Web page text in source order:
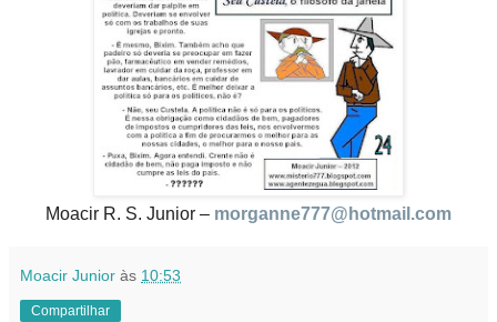
Moacir R. S. Junior – morganne777@hotmail.com
Moacir Junior às 10:53
Compartilhar